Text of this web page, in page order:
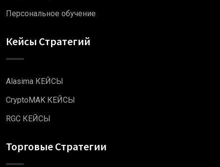
Персональное обучение
Кейсы Стратегий
Alasima КЕЙСЫ
CryptoMAK КЕЙСЫ
RGC КЕЙСЫ
Торговые Стратегии